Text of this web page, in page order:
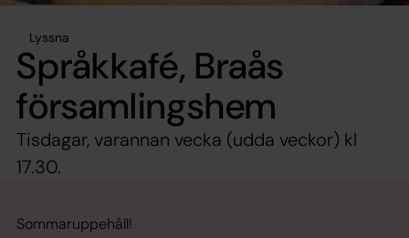
Lyssna
Språkkafé, Braås
församlingshem
Tisdagar, varannan vecka (udda veckor) kl
17.30.
Sommaruppehåll!